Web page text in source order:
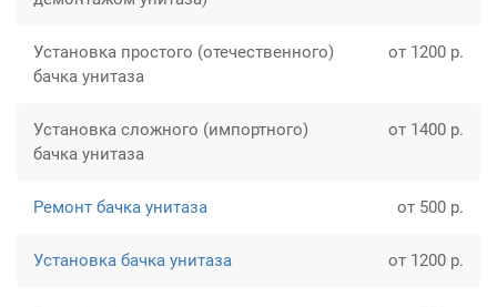
Установка простого (отечественного)
бачка унитаза
от 1200 р.
Установка сложного (импортного)
бачка унитаза
от 1400 р.
Ремонт бачка унитаза от 500 р.
Установка бачка унитаза от 1200 р.